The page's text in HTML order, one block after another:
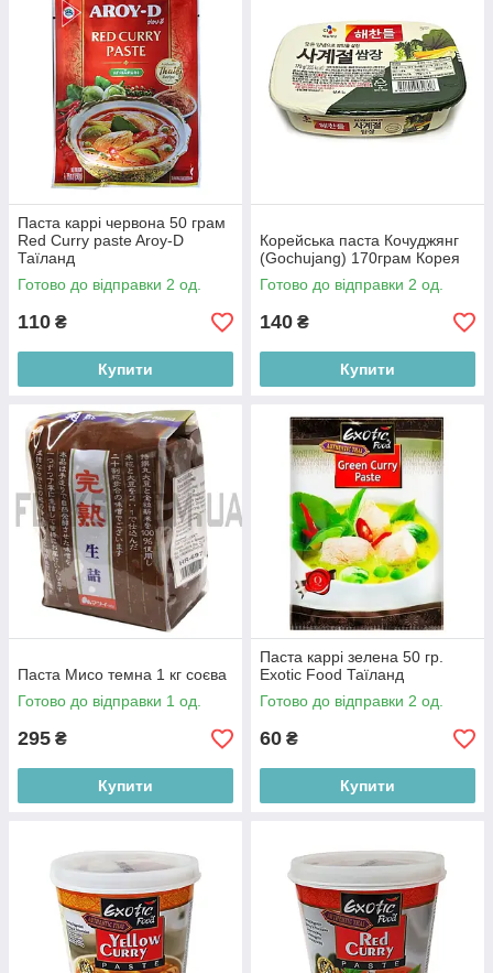
Паста каррі червона 50 грам
Red Curry paste Aroy-D
Таїланд
Готово до відправки 2 од.
110 ₴
Купити
Корейська паста Кочуджянг
(Gochujang) 170грам Корея
Готово до відправки 2 од.
140 ₴
Купити
Паста Мисо темна 1 кг соєва
Готово до відправки 1 од.
295 ₴
Купити
Паста каррі зелена 50 гр.
Exotic Food Таїланд
Готово до відправки 2 од.
60 ₴
Купити